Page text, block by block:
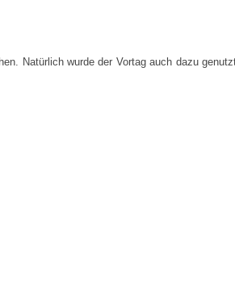
Natürlich wurde der Vortag auch dazu